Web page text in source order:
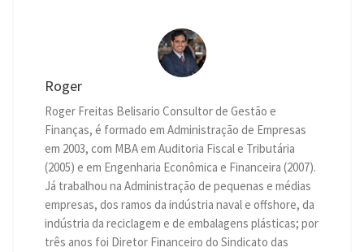
Roger
Roger Freitas Belisario Consultor de Gestão e
Finanças, é formado em Administração de Empresas
em 2003, com MBA em Auditoria Fiscal e Tributária
(2005) e em Engenharia Econômica e Financeira (2007).
Já trabalhou na Administração de pequenas e médias
empresas, dos ramos da indústria naval e offshore, da
indústria da reciclagem e de embalagens plásticas; por
três anos foi Diretor Financeiro do Sindicato das